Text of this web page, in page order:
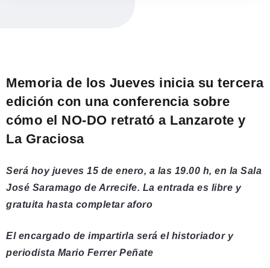
Memoria de los Jueves inicia su tercera
edición con una conferencia sobre
cómo el NO-DO retrató a Lanzarote y
La Graciosa
Será hoy jueves 15 de enero, a las 19.00 h, en la Sala
José Saramago de Arrecife. La entrada es libre y
gratuita hasta completar aforo
El encargado de impartirla será el historiador y
periodista Mario Ferrer Peñate